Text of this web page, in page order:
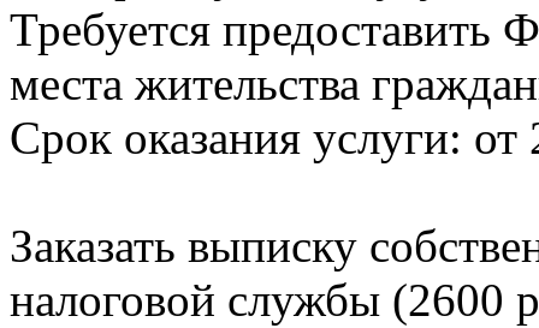
Требуется
места жительства
Срок оказания услуги: от
Заказать выписку
налоговой службы (2600